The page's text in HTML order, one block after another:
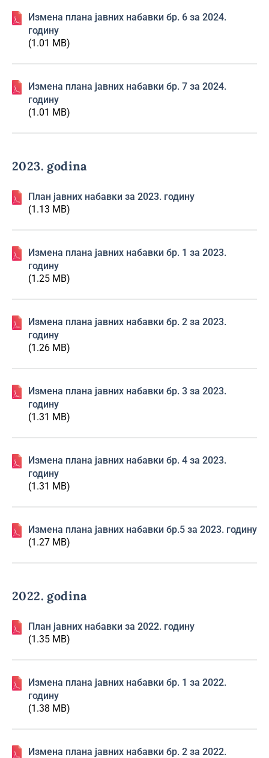
Изменa плана јавних набавки бр. 6 за 2024.
годину
(1.01 MB)
Изменa плана јавних набавки бр. 7 за 2024.
годину
(1.01 MB)
2023. godina
План јавних набавки за 2023. годину
(1.13 MB)
Изменa плана јавних набавки бр. 1 за 2023.
годину
(1.25 MB)
Изменa плана јавних набавки бр. 2 за 2023.
годину
(1.26 MB)
Изменa плана јавних набавки бр. 3 за 2023.
годину
(1.31 MB)
Изменa плана јавних набавки бр. 4 за 2023.
годину
(1.31 MB)
Изменa плана јавних набавки бр.5 за 2023. годину
(1.27 MB)
2022. godina
План јавних набавки за 2022. годину
(1.35 MB)
Изменa плана јавних набавки бр. 1 за 2022.
годину
(1.38 MB)
Изменa плана јавних набавки бр. 2 за 2022.